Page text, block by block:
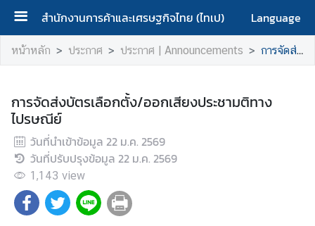
สำนักงานการค้าและเศรษฐกิจไทย (ไทเป)
Language
ห
ห
ลั
|
H
o
m
e
หน้าหลัก ประกาศ ประกาศ | Announcements การจัดส่งบัตรเลือกตั้ง/ออกเสียงประชามติทางไปรษณีย์
การจัดส่งบัตรเลือกตั้ง/ออกเสียงประชามติทาง
ไปรษณีย์
วันที่นำเข้าข้อมูล 22 ม.ค. 2569
วันที่ปรับปรุงข้อมูล 22 ม.ค. 2569
1,143 view